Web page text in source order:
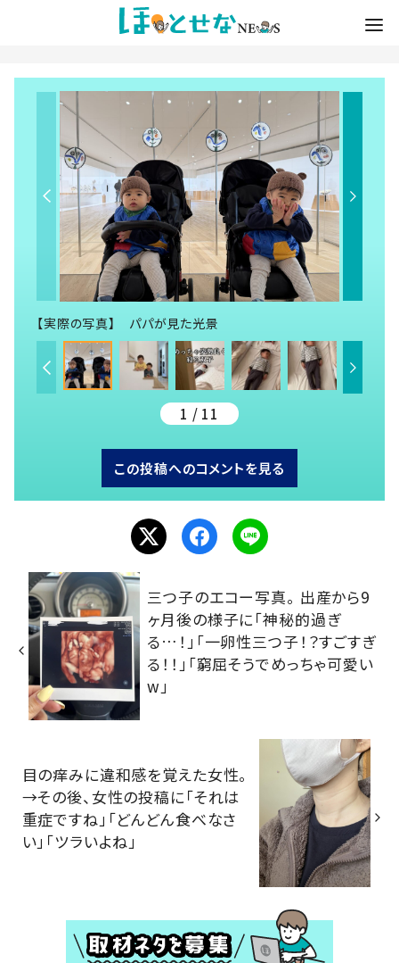
【実際の写真】 パパが見た光景
1 / 11
この投稿へのコメントを見る
三つ子のエコー写真。 出産から9
ヶ月後の様子に「神秘的過ぎ
る…！」「一卵性三つ子！？すごすぎ
る！！」「窮屈そうでめっちゃ可愛い
w」
目の痒みに違和感を覚えた女性。
→その後、女性の投稿に「それは
重症ですね」「どんどん食べなさ
い」「ツラいよね」